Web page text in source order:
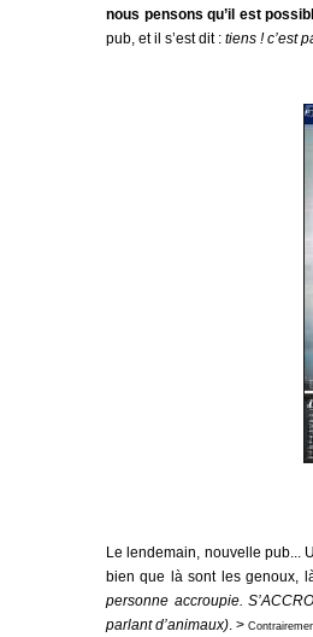
nous pensons qu’il est
pub, et il s’est dit : tiens ! c’est
Le lendemain, nouvelle pub...
bien que là sont les genoux,
personne accroupie.
parlant d’animaux). >